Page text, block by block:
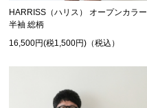
HARRISS（ハリス） オープンカラー
半袖 総柄
16,500円(税1,500円)（税込）